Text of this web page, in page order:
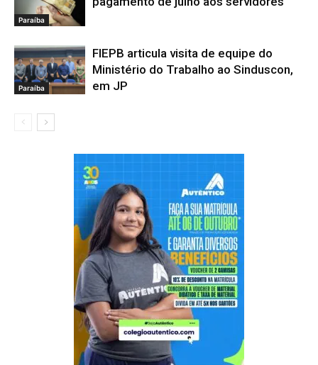
Paraíba
Paraíba
FIEPB articula visita de equipe do
Ministério do Trabalho ao Sinduscon,
em JP